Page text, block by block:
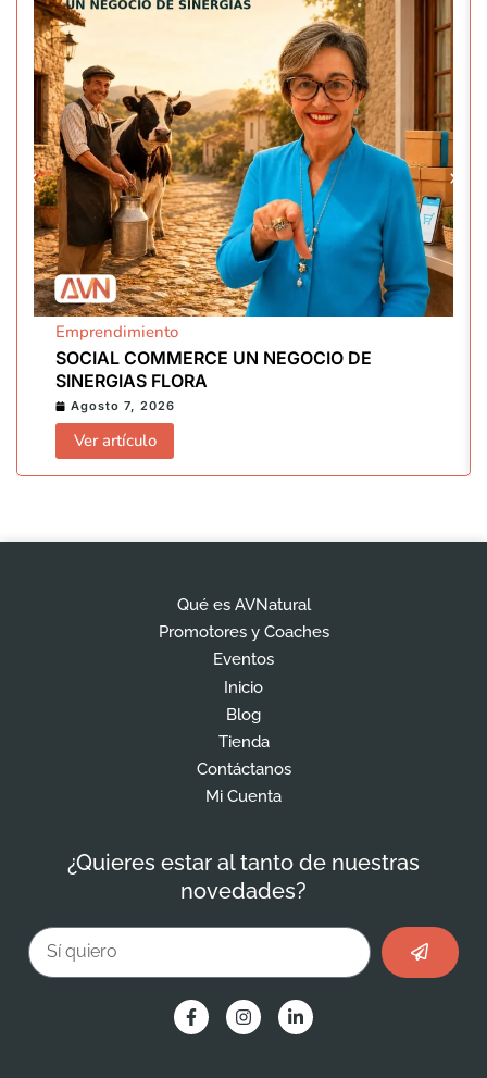
Emprendimiento
SOCIAL COMMERCE UN NEGOCIO DE
SINERGIAS FLORA
Agosto 7, 2026
Ver artículo
Qué es AVNatural
Promotores y Coaches
Eventos
Inicio
Blog
Tienda
Contáctanos
Mi Cuenta
¿Quieres estar al tanto de nuestras
novedades?
Email Enviar
F
a
c
I
n
s
L
i
n